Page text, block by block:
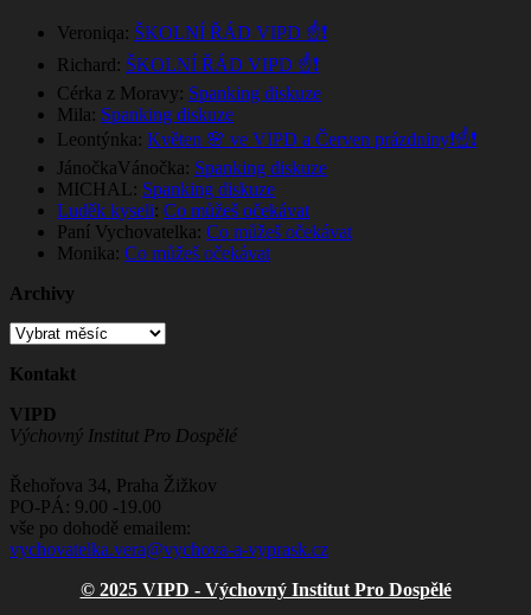
Veroniqa: ŠKOLNÍ ŘÁD VIPD ☝️❗
Richard: ŠKOLNÍ ŘÁD VIPD ☝️❗
Cérka z Moravy: Spanking diskuze
Mila: Spanking diskuze
Leontýnka: Květen 🌸 ve VIPD a Červen prázdniny❗☝️❗
JánočkaVánočka: Spanking diskuze
MICHAL: Spanking diskuze
Luděk kyseli: Co můžeš očekávat
Paní Vychovatelka: Co můžeš očekávat
Monika: Co můžeš očekávat
Archivy
Archivy
Kontakt
VIPD
Výchovný Institut Pro Dospělé
Řehořova 34, Praha Žižkov
PO-PÁ: 9.00 -19.00
vše po dohodě emailem:
vychovatelka.vera@vychova-a-vyprask.cz
© 2025 VIPD - Výchovný Institut Pro Dospělé